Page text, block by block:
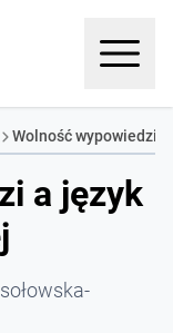
Wolność wypowiedzi
a język